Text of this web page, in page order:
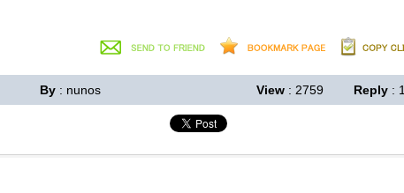
By : nunos View : 2759 Reply : 1